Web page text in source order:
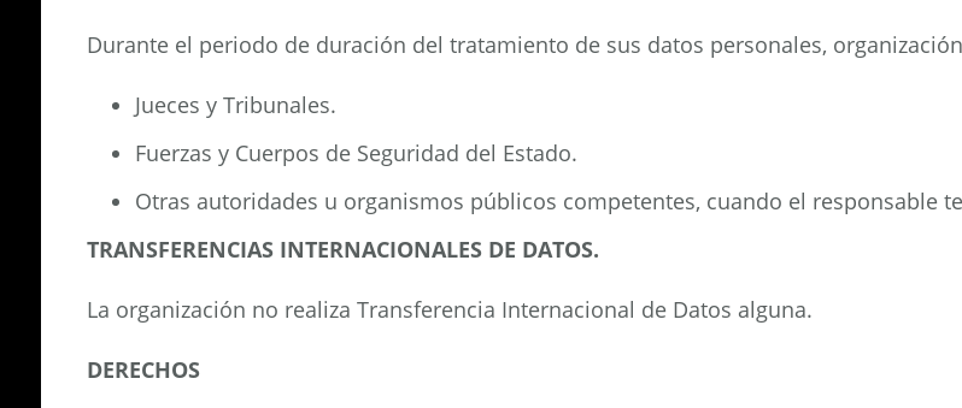
Durante el periodo de duración del tratamiento de sus datos personales,
Jueces y Tribunales.
Fuerzas y Cuerpos de Seguridad del Estado.
Otras autoridades u organismos públicos competentes, cuando el responsable
TRANSFERENCIAS INTERNACIONALES DE DATOS.
La organización no realiza Transferencia Internacional de Datos alguna.
DERECHOS